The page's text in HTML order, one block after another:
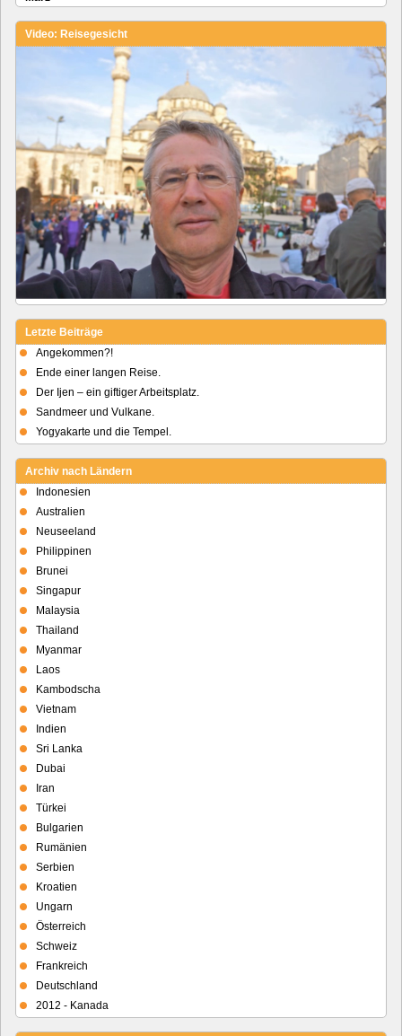
Video: Reisegesicht
Letzte Beiträge
Angekommen?!
Ende einer langen Reise.
Der Ijen – ein giftiger Arbeitsplatz.
Sandmeer und Vulkane.
Yogyakarte und die Tempel.
Archiv nach Ländern
Indonesien
Australien
Neuseeland
Philippinen
Brunei
Singapur
Malaysia
Thailand
Myanmar
Laos
Kambodscha
Vietnam
Indien
Sri Lanka
Dubai
Iran
Türkei
Bulgarien
Rumänien
Serbien
Kroatien
Ungarn
Österreich
Schweiz
Frankreich
Deutschland
2012 - Kanada